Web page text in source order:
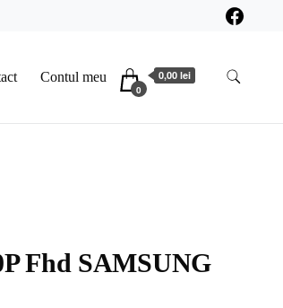
Contul meu
0
0,00 lei
Fhd SAMSUNG